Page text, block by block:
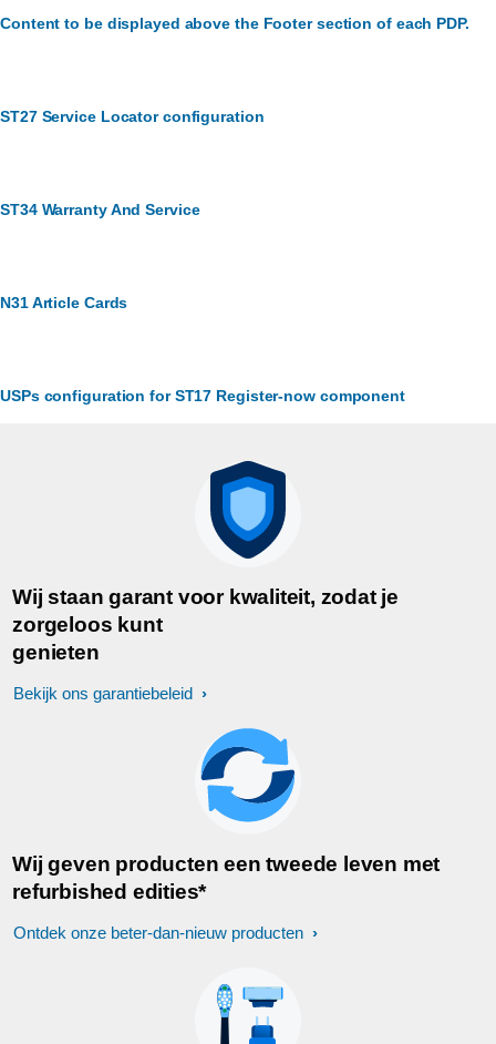
Content to be displayed above the Footer section of each PDP.
ST27 Service Locator configuration
ST34 Warranty And Service
N31 Article Cards
USPs configuration for ST17 Register-now component
Wij staan garant voor kwaliteit, zodat je
zorgeloos kunt
genieten
Bekijk ons garantiebeleid
Wij geven producten een tweede leven met
refurbished edities*
Ontdek onze beter-dan-nieuw producten